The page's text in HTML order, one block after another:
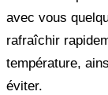
avec vous
rafraîchir
température,
éviter.